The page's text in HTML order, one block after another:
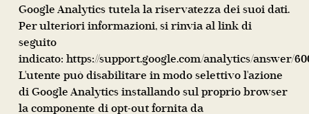
Google Analytics tutela la riservatezza dei suoi dati.
Per ulteriori informazioni, si rinvia al link di
seguito
indicato: https://support.google.com/analytics/answer/
L'utente può disabilitare in modo selettivo l'azione
di Google Analytics installando sul proprio browser
la componente di opt-out fornita da